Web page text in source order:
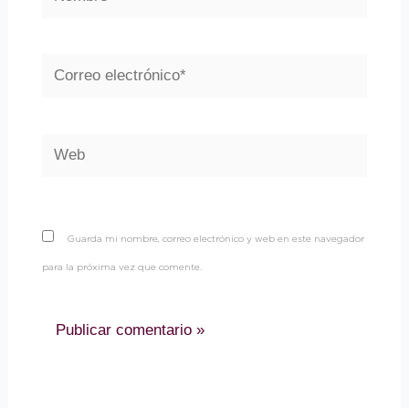
electrónico*
Guarda mi nombre, correo electrónico y web en este navegador
para la próxima vez que comente.